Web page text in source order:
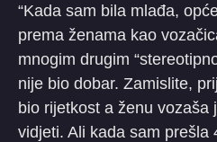
“Kada sam bila mlađa,
prema ženama kao
mnogim drugim
nije bio dobar. Zamislite,
bio rijetkost a ženu vozaša
vidjeti. Ali kada sam prešla